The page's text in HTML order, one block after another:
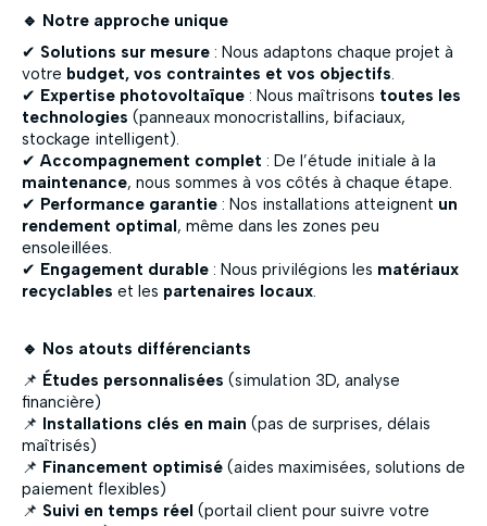
🔹 Notre approche unique
✔ Solutions sur mesure : Nous adaptons chaque projet à
votre budget, vos contraintes et vos objectifs.
✔ Expertise photovoltaïque : Nous maîtrisons toutes les
technologies (panneaux monocristallins, bifaciaux,
stockage intelligent).
✔Accompagnement complet : De l’étude initiale à la
maintenance, nous sommes à vos côtés à chaque étape.
✔ Performance garantie : Nos installations atteignent un
rendement optimal, même dans les zones peu
ensoleillées.
✔ Engagement durable : Nous privilégions les matériaux
recyclables et les partenaires locaux.
🔹 Nos atouts différenciants
📌 Études personnalisées (simulation 3D, analyse
financière)
📌 Installations clés en main (pas de surprises, délais
maîtrisés)
📌 Financement optimisé (aides maximisées, solutions de
paiement flexibles)
📌 Suivi en temps réel (portail client pour suivre votre